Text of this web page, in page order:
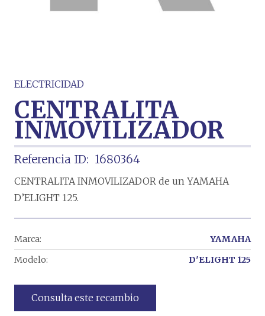
ELECTRICIDAD
CENTRALITA
INMOVILIZADOR
Referencia ID: 1680364
CENTRALITA INMOVILIZADOR de un YAMAHA
D’ELIGHT 125.
Consulta este recambio
Marca:
YAMAHA
Modelo:
D'ELIGHT 125